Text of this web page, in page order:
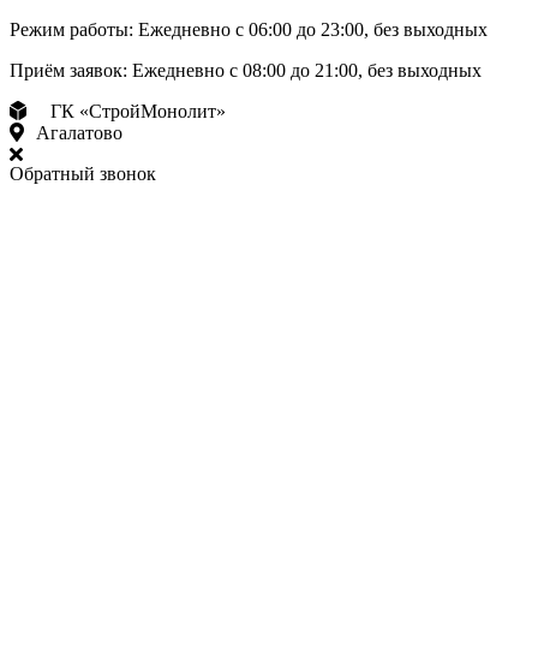
Режим работы: Ежедневно с 06:00 до 23:00, без выходных
Приём заявок: Ежедневно с 08:00 до 21:00, без выходных
ГК «СтройМонолит»
Агалатово
Обратный звонок